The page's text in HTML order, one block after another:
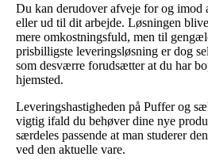
Du kan derudover afveje for og imod
eller ud til dit arbejde. Løsningen
mere omkostningsfuld, men til
prisbilligste leveringsløsning er dog
som desværre forudsætter at du har
hjemsted.
Leveringshastigheden på Puffer og
vigtig ifald du behøver dine nye
særdeles passende at man studerer
ved den aktuelle vare.